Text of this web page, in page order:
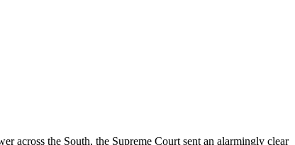
across the South, the Supreme Court sent an alarmingly clear